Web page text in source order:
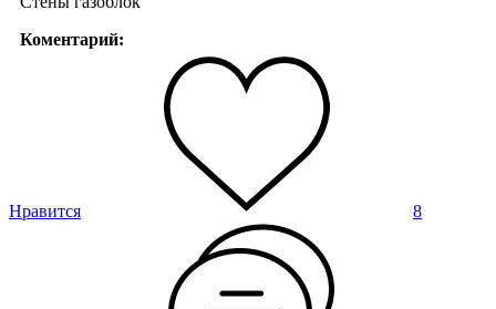
Коментарий:
Влюбилась в ЖК Облака с первого взгляда, да есть
альтернативы, конечно есть более сбалансированные
варианты для покупки, но я купила тут квартиру и очень
Нравится 8